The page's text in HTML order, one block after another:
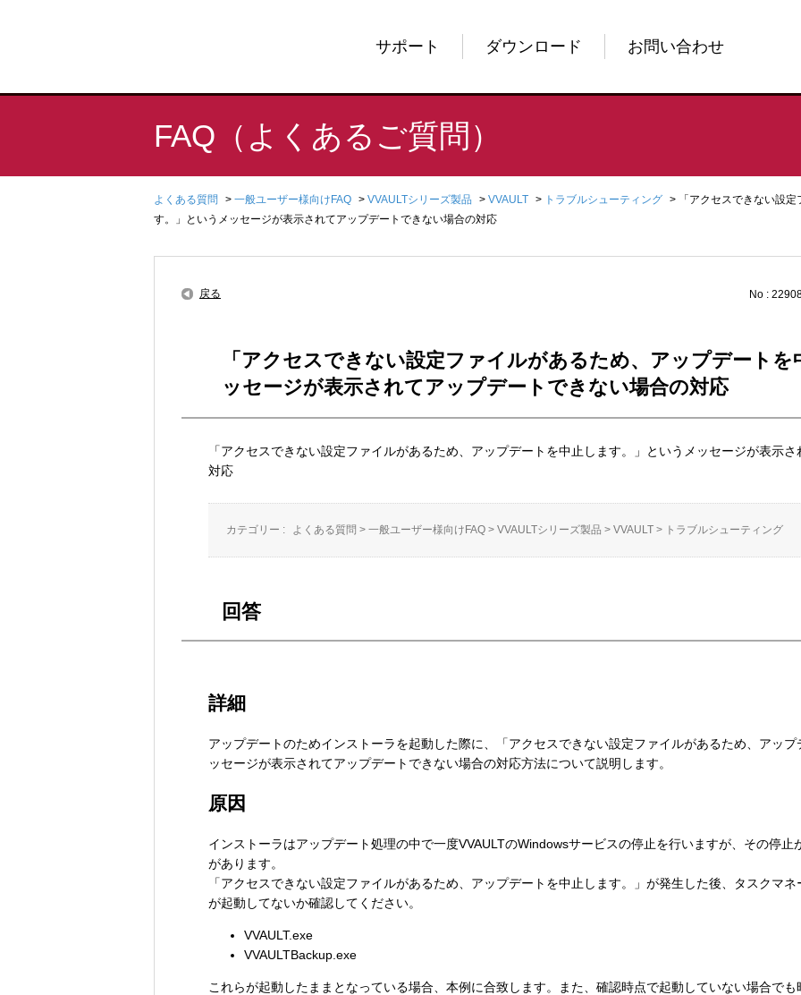
サポート ダウンロード お問い合わせ
FAQ（よくあるご質問）
よくある質問 > 一般ユーザー様向けFAQ > VVAULTシリーズ製品 > VVAULT > トラブルシューティング >
「アクセスできない設
す。」というメッセージが表示されてアップデートできない場合の対応
戻る No :
「アクセスできない設定ファイルがあるため、アップデート
ッセージが表示されてアップデートできない場合の対応
「アクセスできない設定ファイルがあるため、アップデートを中止します。」というメッセージが表示
対応
カテゴリー : よくある質問 > 一般ユーザー様向けFAQ > VVAULTシリーズ製品 > VVAULT > トラブルシューティング
回答
詳細
アップデートのためインストーラを起動した際に、「アクセスできない設定ファイルがあるため、アッ
ッセージが表示されてアップデートできない場合の対応方法について説明します。
原因
インストーラはアップデート処理の中で一度VVAULTのWindowsサービスの停止を行いますが、その停止
があります。
「アクセスできない設定ファイルがあるため、アップデートを中止します。」が発生した後、タスクマ
が起動してないか確認してください。
VVAULT.exe
VVAULTBackup.exe
これらが起動したままとなっている場合、本例に合致します。また、確認時点で起動していない場合で